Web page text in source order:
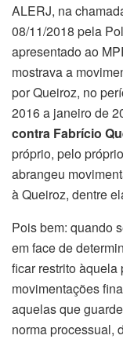
ALERJ, na
08/11/2018 pela
apresentado ao
mostrava a
por Queiroz, no
2016 a janeiro de
contra Fabrício
próprio, pelo
abrangeu
à Queiroz, dentre
Pois bem: quando
em face de
ficar restrito àquela
movimentações
aquelas que
norma processual,